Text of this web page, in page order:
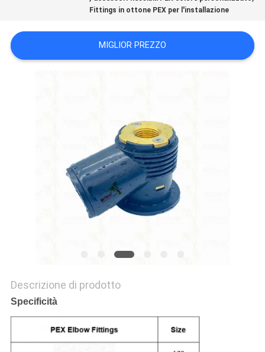
PRIVACY
Fittings in ottone PEX per l'installazione
MIGLIOR PREZZO
Descrizione di prodotto
Specificità